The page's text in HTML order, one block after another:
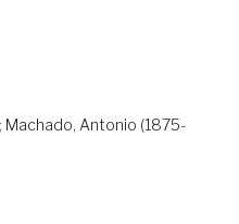
; Machado, Antonio (1875-